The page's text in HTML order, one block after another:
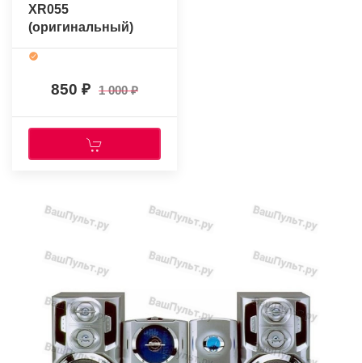
XR055
(оригинальный)
850 1 000